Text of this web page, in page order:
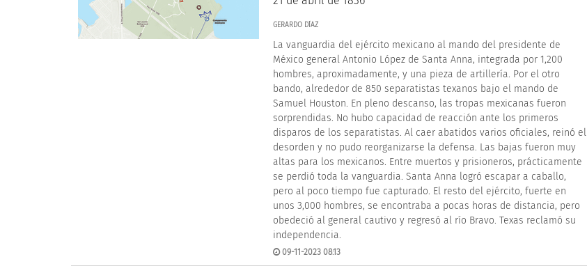
GERARDO DÍAZ
La vanguardia del ejército mexicano al mando del presidente de
México general Antonio López de Santa Anna, integrada por 1,200
hombres, aproximadamente, y una pieza de artillería. Por el otro
bando, alrededor de 850 separatistas texanos bajo el mando de
Samuel Houston. En pleno descanso, las tropas mexicanas fueron
sorprendidas. No hubo capacidad de reacción ante los primeros
disparos de los separatistas. Al caer abatidos varios oficiales, reinó el
desorden y no pudo reorganizarse la defensa. Las bajas fueron muy
altas para los mexicanos. Entre muertos y prisioneros, prácticamente
se perdió toda la vanguardia. Santa Anna logró escapar a caballo,
pero al poco tiempo fue capturado. El resto del ejército, fuerte en
unos 3,000 hombres, se encontraba a pocas horas de distancia, pero
obedeció al general cautivo y regresó al río Bravo. Texas reclamó su
independencia.
09-11-2023 08:13